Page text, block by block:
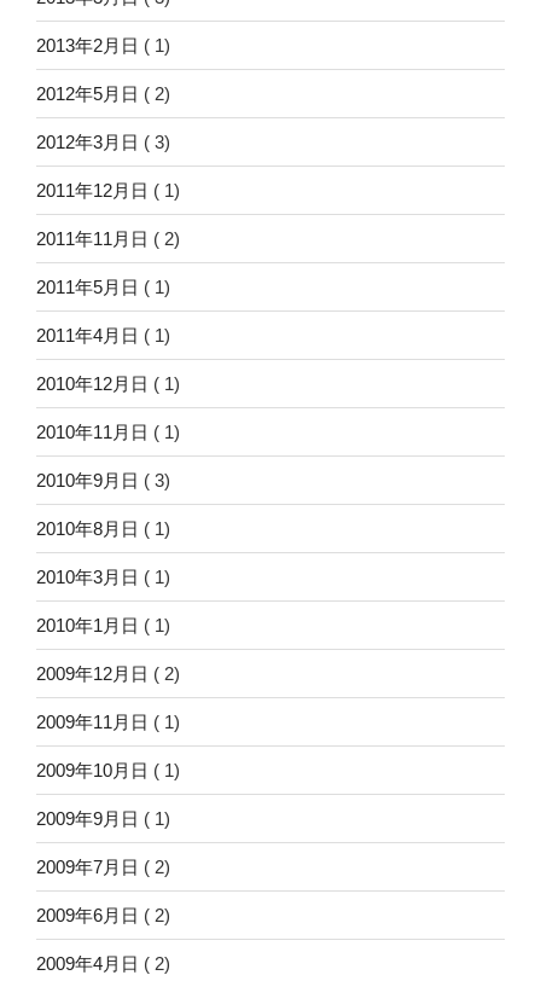
2013年2月日 ( 1)
2012年5月日 ( 2)
2012年3月日 ( 3)
2011年12月日 ( 1)
2011年11月日 ( 2)
2011年5月日 ( 1)
2011年4月日 ( 1)
2010年12月日 ( 1)
2010年11月日 ( 1)
2010年9月日 ( 3)
2010年8月日 ( 1)
2010年3月日 ( 1)
2010年1月日 ( 1)
2009年12月日 ( 2)
2009年11月日 ( 1)
2009年10月日 ( 1)
2009年9月日 ( 1)
2009年7月日 ( 2)
2009年6月日 ( 2)
2009年4月日 ( 2)